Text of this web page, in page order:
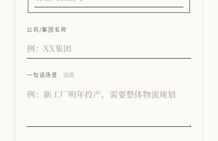
公司/集团名称
一句话场景 选填